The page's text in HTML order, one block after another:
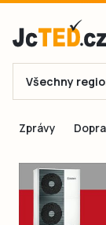
E-mail
Všechny
Zprávy